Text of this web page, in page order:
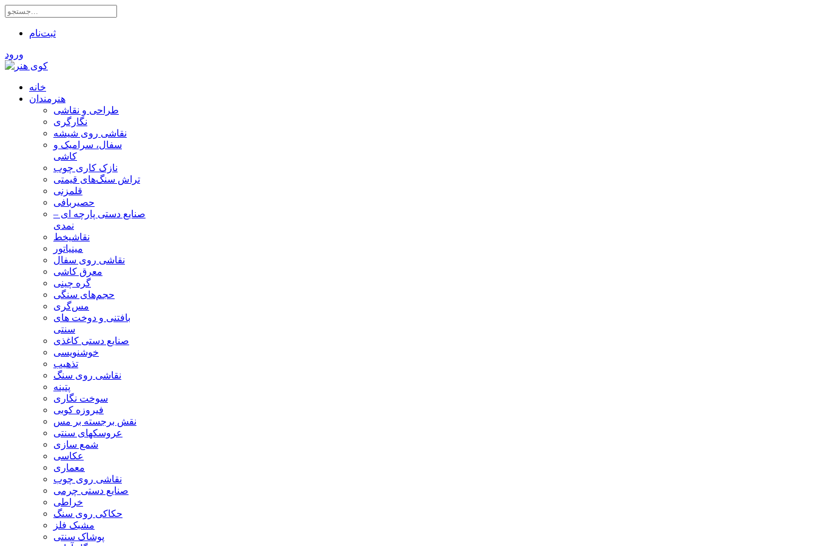
ثبت‌نام
ورود
خانه
هنرمندان
طراحی و نقاشی
نگارگری
نقاشی روی شیشه
سفال، سرامیک و
کاشی
نازک کاری چوب
تراش سنگ‌های قیمتی
قلمزنی
حصیربافی
صنایع دستی پارچه ای –
نمدی
نقاشیخط
مینیاتور
نقاشی روی سفال
معرق کاشی
گره چینی
حجم‌های سنگی
مس‌گری
بافتنی‌ و دوخت های
سنتی
صنایع دستی کاغذی
خوشنویسی
تذهیب
نقاشی روی سنگ
پتینه
سوخت نگاری
فیروزه کوبی
نقش برجسته بر مس
عروسکهای سنتی
شمع سازی
عکاسی
معماری
نقاشی روی چوب
صنایع دستی چرمی
خراطی
حکاکی روی سنگ
مشبک فلز
پوشاک سنتی